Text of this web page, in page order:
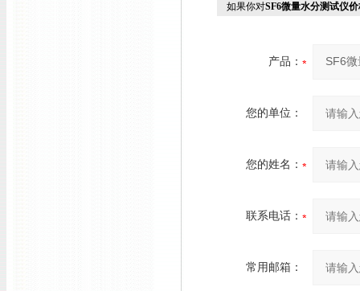
如果你对SF6微量水分测试仪价
产品：
您的单位：
您的姓名：
联系电话：
常用邮箱：